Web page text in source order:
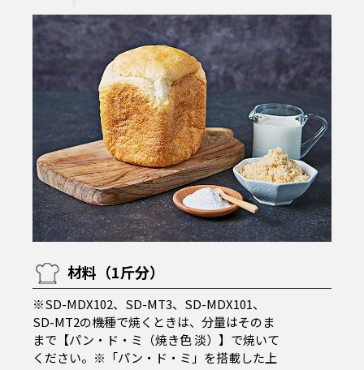
材料（1斤分）
※SD-MDX102、SD-MT3、SD-MDX101、
SD-MT2の機種で焼くときは、分量はそのま
まで【パン・ド・ミ（焼き色 淡）】で焼いて
ください。※「パン・ド・ミ」を搭載した上